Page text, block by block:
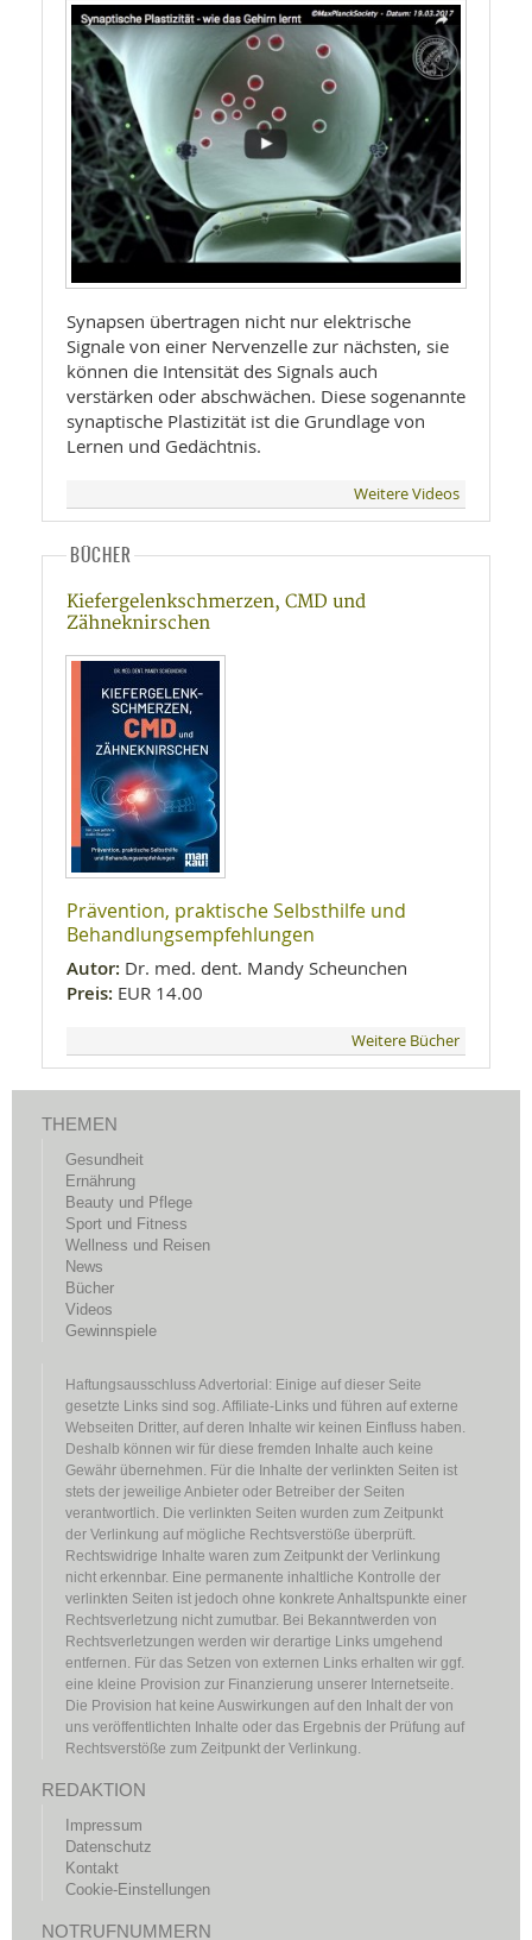
Synapsen übertragen nicht nur elektrische
Signale von einer Nervenzelle zur nächsten, sie
können die Intensität des Signals auch
verstärken oder abschwächen. Diese sogenannte
synaptische Plastizität ist die Grundlage von
Lernen und Gedächtnis.
Weitere Videos
BÜCHER
Kiefergelenkschmerzen, CMD und
Zähneknirschen
Prävention, praktische Selbsthilfe und
Behandlungsempfehlungen
Autor: Dr. med. dent. Mandy Scheunchen
Preis: EUR 14.00
Weitere Bücher
THEMEN
Gesundheit
Ernährung
Beauty und Pflege
Sport und Fitness
Wellness und Reisen
News
Bücher
Videos
Gewinnspiele
Haftungsausschluss Advertorial: Einige auf dieser Seite
gesetzte Links sind sog. Affiliate-Links und führen auf externe
Webseiten Dritter, auf deren Inhalte wir keinen Einfluss haben.
Deshalb können wir für diese fremden Inhalte auch keine
Gewähr übernehmen. Für die Inhalte der verlinkten Seiten ist
stets der jeweilige Anbieter oder Betreiber der Seiten
verantwortlich. Die verlinkten Seiten wurden zum Zeitpunkt
der Verlinkung auf mögliche Rechtsverstöße überprüft.
Rechtswidrige Inhalte waren zum Zeitpunkt der Verlinkung
nicht erkennbar. Eine permanente inhaltliche Kontrolle der
verlinkten Seiten ist jedoch ohne konkrete Anhaltspunkte einer
Rechtsverletzung nicht zumutbar. Bei Bekanntwerden von
Rechtsverletzungen werden wir derartige Links umgehend
entfernen. Für das Setzen von externen Links erhalten wir ggf.
eine kleine Provision zur Finanzierung unserer Internetseite.
Die Provision hat keine Auswirkungen auf den Inhalt der von
uns veröffentlichten Inhalte oder das Ergebnis der Prüfung auf
Rechtsverstöße zum Zeitpunkt der Verlinkung.
REDAKTION
Impressum
Datenschutz
Kontakt
Cookie-Einstellungen
NOTRUFNUMMERN